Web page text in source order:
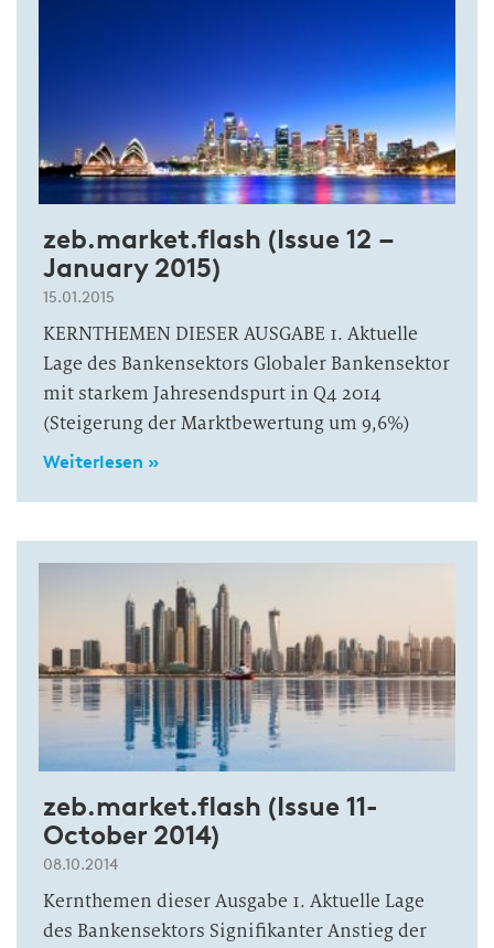
zeb.market.flash (Issue 12 –
January 2015)
15.01.2015
KERNTHEMEN DIESER AUSGABE 1. Aktuelle
Lage des Bankensektors Globaler Bankensektor
mit starkem Jahresendspurt in Q4 2014
(Steigerung der Marktbewertung um 9,6%)
Weiterlesen »
zeb.market.flash (Issue 11-
October 2014)
08.10.2014
Kernthemen dieser Ausgabe 1. Aktuelle Lage
des Bankensektors Signifikanter Anstieg der